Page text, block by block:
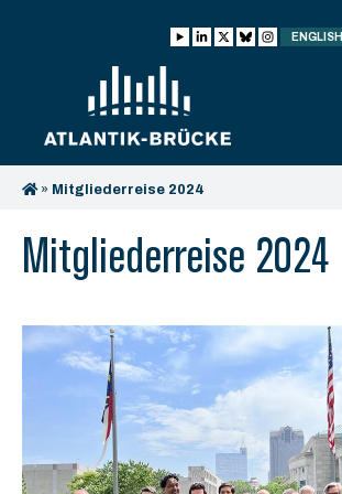
ENGLISH
» Mitgliederreise 2024
Mitgliederreise 2024